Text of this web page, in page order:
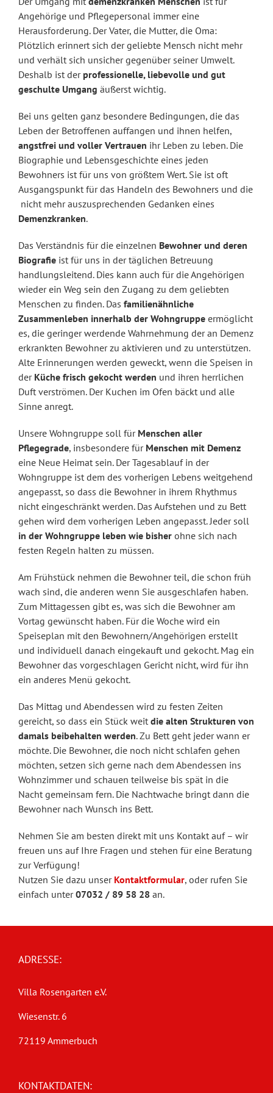
Angehörige und Pflegepersonal immer eine
Herausforderung. Der Vater, die Mutter, die Oma:
Plötzlich erinnert sich der geliebte Mensch nicht mehr
und verhält sich unsicher gegenüber seiner Umwelt.
Deshalb ist der professionelle, liebevolle und gut
geschulte Umgang äußerst wichtig.
Bei uns gelten ganz besondere Bedingungen, die das
Leben der Betroffenen auffangen und ihnen helfen,
angstfrei und voller Vertrauen ihr Leben zu leben. Die
Biographie und Lebensgeschichte eines jeden
Bewohners ist für uns von größtem Wert. Sie ist oft
Ausgangspunkt für das Handeln des Bewohners und die
nicht mehr auszusprechenden Gedanken eines
Demenzkranken.
Das Verständnis für die einzelnen Bewohner und deren
Biografie ist für uns in der täglichen Betreuung
handlungsleitend. Dies kann auch für die Angehörigen
wieder ein Weg sein den Zugang zu dem geliebten
Menschen zu finden. Das familienähnliche
Zusammenleben innerhalb der Wohngruppe ermöglicht
es, die geringer werdende Wahrnehmung der an Demenz
erkrankten Bewohner zu aktivieren und zu unterstützen.
Alte Erinnerungen werden geweckt, wenn die Speisen in
der Küche frisch gekocht werden und ihren herrlichen
Duft verströmen. Der Kuchen im Ofen bäckt und alle
Sinne anregt.
Unsere Wohngruppe soll für Menschen aller
Pflegegrade, insbesondere für Menschen mit Demenz
eine Neue Heimat sein. Der Tagesablauf in der
Wohngruppe ist dem des vorherigen Lebens weitgehend
angepasst, so dass die Bewohner in ihrem Rhythmus
nicht eingeschränkt werden. Das Aufstehen und zu Bett
gehen wird dem vorherigen Leben angepasst. Jeder soll
in der Wohngruppe leben wie bisher ohne sich nach
festen Regeln halten zu müssen.
Am Frühstück nehmen die Bewohner teil, die schon früh
wach sind, die anderen wenn Sie ausgeschlafen haben.
Zum Mittagessen gibt es, was sich die Bewohner am
Vortag gewünscht haben. Für die Woche wird ein
Speiseplan mit den Bewohnern/Angehörigen erstellt
und individuell danach eingekauft und gekocht. Mag ein
Bewohner das vorgeschlagen Gericht nicht, wird für ihn
ein anderes Menü gekocht.
Das Mittag und Abendessen wird zu festen Zeiten
gereicht, so dass ein Stück weit die alten Strukturen von
damals beibehalten werden. Zu Bett geht jeder wann er
möchte. Die Bewohner, die noch nicht schlafen gehen
möchten, setzen sich gerne nach dem Abendessen ins
Wohnzimmer und schauen teilweise bis spät in die
Nacht gemeinsam fern. Die Nachtwache bringt dann die
Bewohner nach Wunsch ins Bett.
Nehmen Sie am besten direkt mit uns Kontakt auf – wir
freuen uns auf Ihre Fragen und stehen für eine Beratung
zur Verfügung!
Nutzen Sie dazu unser Kontaktformular, oder rufen Sie
einfach unter07032 / 89 58 28 an.
ADRESSE:
Villa Rosengarten e.V.
Wiesenstr. 6
72119 Ammerbuch
KONTAKTDATEN: